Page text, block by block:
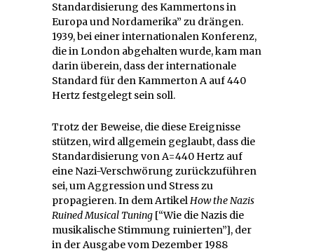
Standardisierung des Kammertons in
Europa und Nordamerika” zu drängen.
1939, bei einer internationalen Konferenz,
die in London abgehalten wurde, kam man
darin überein, dass der internationale
Standard für den Kammerton A auf 440
Hertz festgelegt sein soll.
Trotz der Beweise, die diese Ereignisse
stützen, wird allgemein geglaubt, dass die
Standardisierung von A=440 Hertz auf
eine Nazi-Verschwörung zurückzuführen
sei, um Aggression und Stress zu
propagieren. In dem ArtikelHow the Nazis
Ruined Musical Tuning [“Wie die Nazis die
musikalische Stimmung ruinierten”], der
in der Ausgabe vom Dezember 1988